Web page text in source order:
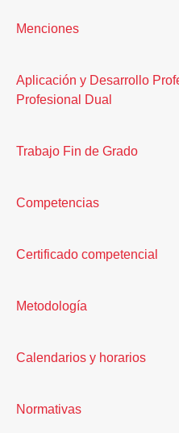
Menciones
Aplicación y Desarrollo
Profesional Dual
Trabajo Fin de Grado
Competencias
Certificado competencial
Metodología
Calendarios y horarios
Normativas